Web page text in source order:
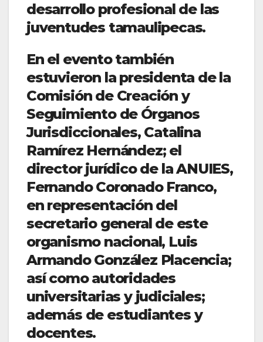
desarrollo profesional de las
juventudes tamaulipecas.
En el evento también
estuvieron la presidenta de la
Comisión de Creación y
Seguimiento de Órganos
Jurisdiccionales, Catalina
Ramírez Hernández; el
director jurídico de la ANUIES,
Fernando Coronado Franco,
en representación del
secretario general de este
organismo nacional, Luis
Armando González Placencia;
así como autoridades
universitarias y judiciales;
además de estudiantes y
docentes.